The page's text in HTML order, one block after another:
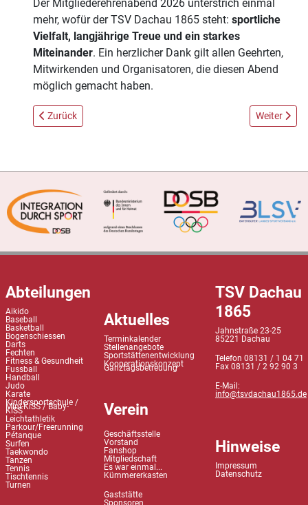
Der Mitgliederehrenabend 2026 unterstrich einmal
mehr, wofür der TSV Dachau 1865 steht: sportliche
Vielfalt, langjährige Treue und ein starkes
Miteinander. Ein herzlicher Dank gilt allen Geehrten,
Mitwirkenden und Organisatoren, die diesen Abend
möglich gemacht haben.
Vorheriger Beitrag: Erfolgreicher Kick-off Kaderlehrgang 2026
Zurück Nächster
Weiter
Abteilungen
Aikido
Baseball
Basketball
Bogenschiessen
Darts
Fechten
Fitness & Gesundheit
Fussball
Handball
Judo
Karate
Kindersportschule /
Mini-KiSS / Baby-
KiSS
Leichtathletik
Parkour/Freerunning
Pétanque
Surfen
Taekwondo
Tanzen
Tennis
Tischtennis
Turnen
Aktuelles
Terminkalender
Stellenangebote
Sportstättenentwicklung
Kooperationskonzept
Ganztagsbetreuung
Verein
Geschäftsstelle
Vorstand
Fanshop
Mitgliedschaft
Es war einmal...
Kümmererkasten
Gaststätte
Sponsoren
TSV Dachau
1865
Jahnstraße 23-25
85221 Dachau
Telefon 08131 / 1 04 71
Fax 08131 / 2 92 90 3
E-Mail:
info@tsvdachau1865.de
Hinweise
Impressum
Datenschutz